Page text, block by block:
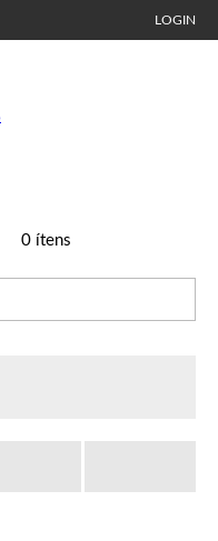
LOGIN
0ítens